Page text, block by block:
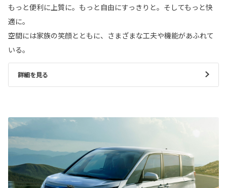
もっと便利に上質に。もっと自由にすっきりと。そしてもっと快
適に。
空間には家族の笑顔とともに、さまざまな工夫や機能があふれて
いる。
詳細を見る